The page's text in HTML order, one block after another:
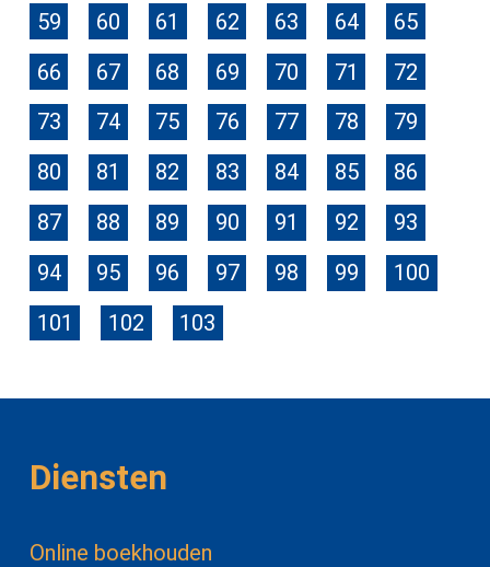
59
60 61 62 63 64
65
66
67 68 69 70 71
72
73
74 75 76 77 78
79
80
81 82 83 84 85
86
87
88 89 90 91 92
93
94
95 96 97 98 99
100
101
102 103
Diensten
Online boekhouden